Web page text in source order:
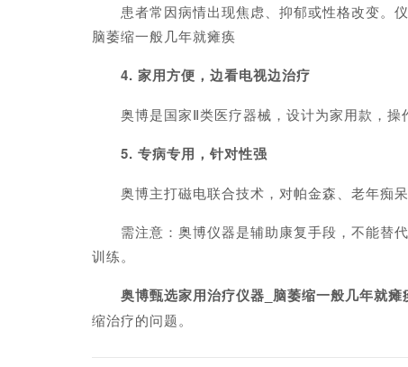
患者常因病情出现焦虑、抑郁或性格改变。仪
脑萎缩一般几年就瘫痪
4. 家用方便，边看电视边治疗
奥博是国家Ⅱ类医疗器械，设计为家用款，操
5. 专病专用，针对性强
奥博主打磁电联合技术，对帕金森、老年痴呆
需注意：奥博仪器是辅助康复手段，不能替代
训练。
奥博甄选家用治疗仪器_ 脑萎缩一般几年就瘫
缩治疗的问题。